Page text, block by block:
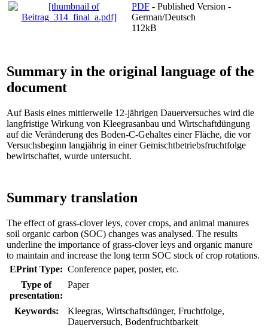
PDF - Published Version -
German/Deutsch
112kB
Summary in the original language of the
document
Auf Basis eines mittlerweile 12-jährigen Dauerversuches wird die
langfristige Wirkung von Kleegrasanbau und Wirtschaftdüngung
auf die Veränderung des Boden-C-Gehaltes einer Fläche, die vor
Versuchsbeginn langjährig in einer Gemischtbetriebsfruchtfolge
bewirtschaftet, wurde untersucht.
Summary translation
The effect of grass-clover leys, cover crops, and animal manures
soil organic carbon (SOC) changes was analysed. The results
underline the importance of grass-clover leys and organic manure
to maintain and increase the long term SOC stock of crop rotations.
EPrint Type: Conference paper, poster, etc.
Type of
presentation:
Paper
Keywords:
Kleegras, Wirtschaftsdünger, Fruchtfolge,
Dauerversuch, Bodenfruchtbarkeit